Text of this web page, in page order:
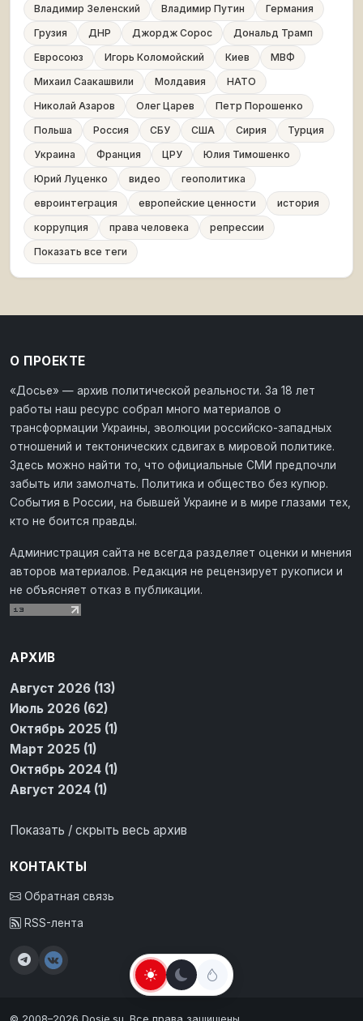
Владимир Зеленский
Владимир Путин
Германия
Грузия
ДНР Джордж Сорос
Дональд Трамп
Евросоюз
Игорь Коломойский Киев
МВФ
Михаил Саакашвили
Молдавия
НАТО
Николай Азаров
Олег Царев
Петр Порошенко
Польша
Россия СБУ США Сирия
Турция
Украина
Франция ЦРУ
Юлия Тимошенко
Юрий Луценко
видео
геополитика
евроинтеграция
европейские ценности
история
коррупция
права человека
репрессии
Показать все теги
О ПРОЕКТЕ
«Досье» — архив политической реальности. За 18 лет
работы наш ресурс собрал много материалов о
трансформации Украины, эволюции российско-западных
отношений и тектонических сдвигах в мировой политике.
Здесь можно найти то, что официальные СМИ предпочли
забыть или замолчать. Политика и общество без купюр.
События в России, на бывшей Украине и в мире глазами тех,
кто не боится правды.
Администрация сайта не всегда разделяет оценки и мнения
авторов материалов. Редакция не рецензирует рукописи и
не объясняет отказ в публикации.
АРХИВ
Август 2026 (13)
Июль 2026 (62)
Октябрь 2025 (1)
Март 2025 (1)
Октябрь 2024 (1)
Август 2024 (1)
Показать / скрыть весь архив
КОНТАКТЫ
Обратная связь
RSS-лента